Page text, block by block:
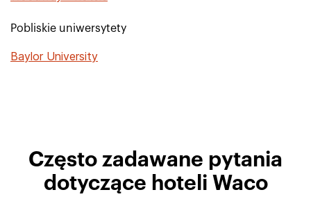
Pobliskie uniwersytety
Baylor University
Często zadawane pytania
dotyczące hoteli Waco